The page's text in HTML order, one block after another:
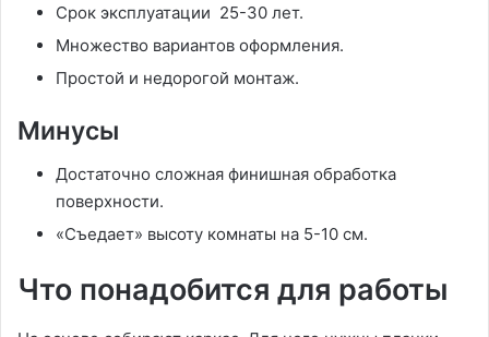
Срок эксплуатации 25-30 лет.
Множество вариантов оформления.
Простой и недорогой монтаж.
Минусы
Достаточно сложная финишная обработка
поверхности.
«Съедает» высоту комнаты на 5-10 см.
Что понадобится для работы